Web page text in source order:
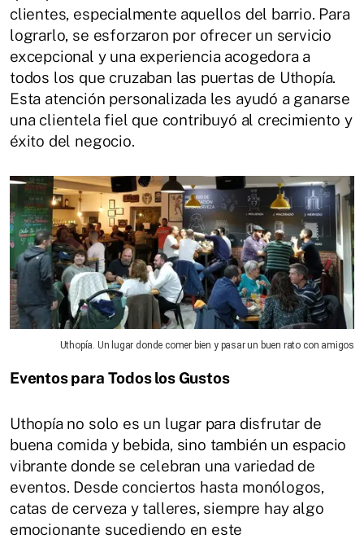
clientes, especialmente aquellos del barrio. Para
lograrlo, se esforzaron por ofrecer un servicio
excepcional y una experiencia acogedora a
todos los que cruzaban las puertas de Uthopía.
Esta atención personalizada les ayudó a ganarse
una clientela fiel que contribuyó al crecimiento y
éxito del negocio.
Uthopía. Un lugar donde comer bien y pasar un buen rato con amigos
Eventos para Todos los Gustos
Uthopía no solo es un lugar para disfrutar de
buena comida y bebida, sino también un espacio
vibrante donde se celebran una variedad de
eventos. Desde conciertos hasta monólogos,
catas de cerveza y talleres, siempre hay algo
emocionante sucediendo en este